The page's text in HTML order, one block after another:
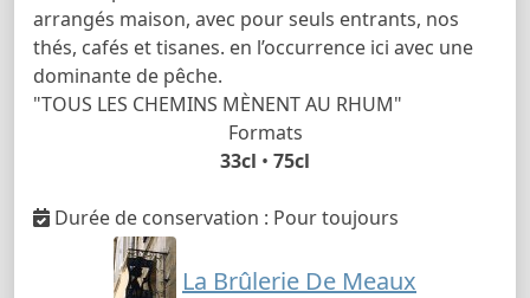
arrangés maison, avec pour seuls entrants, nos
thés, cafés et tisanes. en l’occurrence ici avec une
dominante de pêche.
"TOUS LES CHEMINS MÈNENT AU RHUM"
Formats
33cl • 75cl
Durée de conservation : Pour toujours
La Brûlerie De Meaux